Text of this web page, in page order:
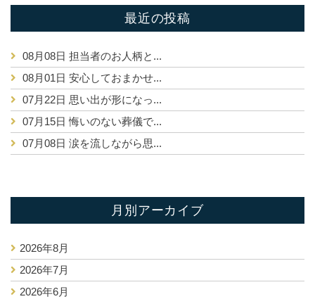
最近の投稿
08月08日 担当者のお人柄と...
08月01日 安心しておまかせ...
07月22日 思い出が形になっ...
07月15日 悔いのない葬儀で...
07月08日 涙を流しながら思...
月別アーカイブ
2026年8月
2026年7月
2026年6月